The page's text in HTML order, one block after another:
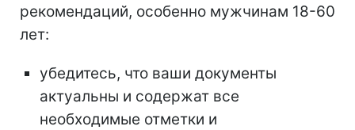
рекомендаций, особенно мужчинам 18-60
лет:
убедитесь, что ваши документы
актуальны и содержат все
необходимые отметки и